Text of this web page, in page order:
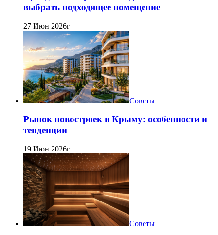
выбрать подходящее помещение
27 Июн 2026г
Советы
Рынок новостроек в Крыму: особенности и
тенденции
19 Июн 2026г
Советы